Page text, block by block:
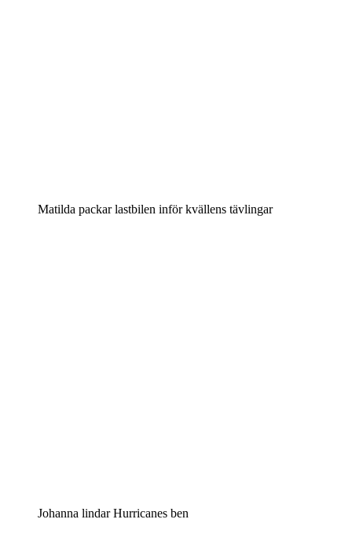
Matilda packar lastbilen inför kvällens tävlingar
Johanna lindar Hurricanes ben